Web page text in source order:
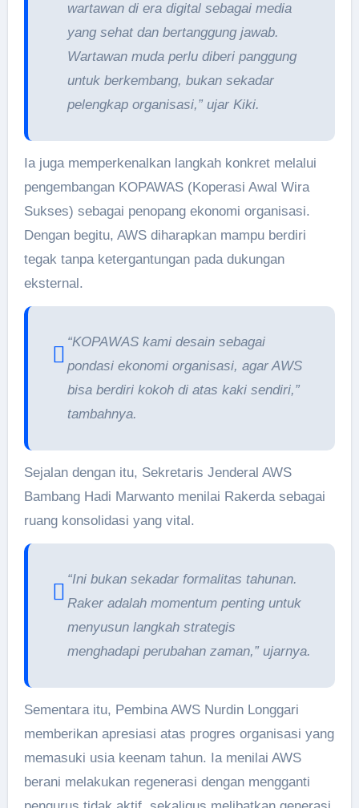
wartawan di era digital sebagai media
yang sehat dan bertanggung jawab.
Wartawan muda perlu diberi panggung
untuk berkembang, bukan sekadar
pelengkap organisasi,” ujar Kiki.
Ia juga memperkenalkan langkah konkret melalui
pengembangan KOPAWAS (Koperasi Awal Wira
Sukses) sebagai penopang ekonomi organisasi.
Dengan begitu, AWS diharapkan mampu berdiri
tegak tanpa ketergantungan pada dukungan
eksternal.
“KOPAWAS kami desain sebagai
pondasi ekonomi organisasi, agar AWS
bisa berdiri kokoh di atas kaki sendiri,”
tambahnya.
Sejalan dengan itu, Sekretaris Jenderal AWS
Bambang Hadi Marwanto menilai Rakerda sebagai
ruang konsolidasi yang vital.
“Ini bukan sekadar formalitas tahunan.
Raker adalah momentum penting untuk
menyusun langkah strategis
menghadapi perubahan zaman,” ujarnya.
Sementara itu, Pembina AWS Nurdin Longgari
memberikan apresiasi atas progres organisasi yang
memasuki usia keenam tahun. Ia menilai AWS
berani melakukan regenerasi dengan mengganti